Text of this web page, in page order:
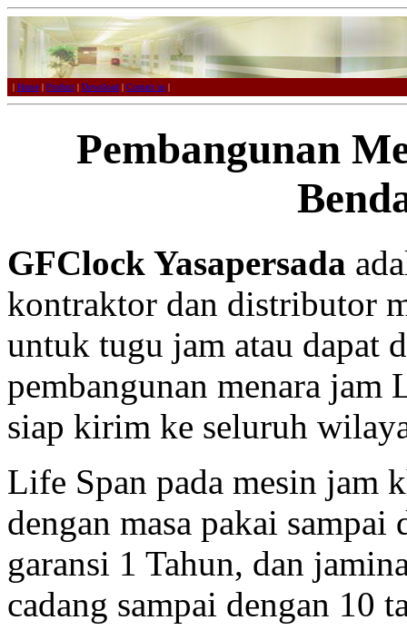
| Home | Product | Download | Contact us |
Pembangunan
GFClock Yasapersada
kontraktor dan distributor
untuk tugu jam atau dapat
pembangunan menara jam
siap kirim ke seluruh
Life Span pada mesin jam
dengan masa pakai sampai
garansi 1 Tahun, dan
cadang sampai dengan 10